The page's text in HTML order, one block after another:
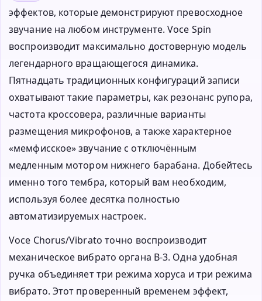
эффектов, которые демонстрируют превосходное
звучание на любом инструменте. Voce Spin
воспроизводит максимально достоверную модель
легендарного вращающегося динамика.
Пятнадцать традиционных конфигураций записи
охватывают такие параметры, как резонанс рупора,
частота кроссовера, различные варианты
размещения микрофонов, а также характерное
«мемфисское» звучание с отключённым
медленным мотором нижнего барабана. Добейтесь
именно того тембра, который вам необходим,
используя более десятка полностью
автоматизируемых настроек.
Voce Chorus/Vibrato точно воспроизводит
механическое вибрато органа B-3. Одна удобная
ручка объединяет три режима хоруса и три режима
вибрато. Этот проверенный временем эффект,